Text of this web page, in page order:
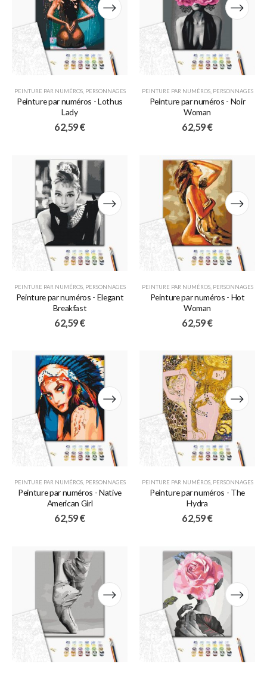
PEINTURE PAR NUMÉROS, PERSONNAGES
Peinture par numéros - Lothus
Lady
62,59€
PEINTURE PAR NUMÉROS, PERSONNAGES
Peinture par numéros - Noir
Woman
62,59€
PEINTURE PAR NUMÉROS, PERSONNAGES
Peinture par numéros - Elegant
Breakfast
62,59€
PEINTURE PAR NUMÉROS, PERSONNAGES
Peinture par numéros - Hot
Woman
62,59€
PEINTURE PAR NUMÉROS, PERSONNAGES
Peinture par numéros - Native
American Girl
62,59€
PEINTURE PAR NUMÉROS, PERSONNAGES
Peinture par numéros - The
Hydra
62,59€